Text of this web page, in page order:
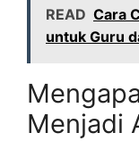
READ Cara
untuk Guru
Menjadi